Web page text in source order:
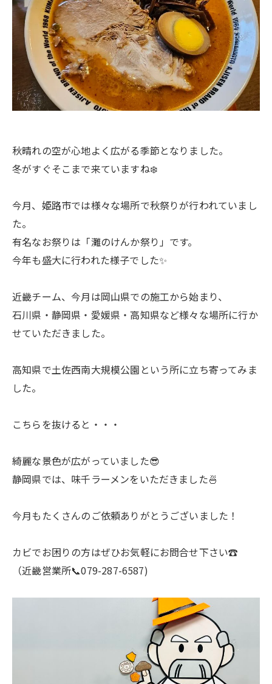
秋晴れの空が心地よく広がる季節となりました。
冬がすぐそこまで来ていますね❄️
今月、姫路市では様々な場所で秋祭りが行われていまし
た。
有名なお祭りは「灘のけんか祭り」です。
今年も盛大に行われた様子でした✨
近畿チーム、今月は岡山県での施工から始まり、
石川県・静岡県・愛媛県・高知県など様々な場所に行か
せていただきました。
高知県で土佐西南大規模公園という所に立ち寄ってみま
した。
こちらを抜けると・・・
綺麗な景色が広がっていました😎
静岡県では、味千ラーメンをいただきました🍜
今月もたくさんのご依頼ありがとうございました！
カビでお困りの方はぜひお気軽にお問合せ下さい☎
（近畿営業所📞079-287-6587)